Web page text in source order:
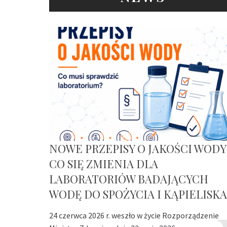
NOWE PRZEPISY O JAKOŚCI
CO SIĘ ZMIENIA DLA
LABORATORIÓW BADAJĄCYCH
WODĘ DO SPOŻYCIA I KĄPIELISKA
24 czerwca 2026 r. weszło w życie Rozporządzenie